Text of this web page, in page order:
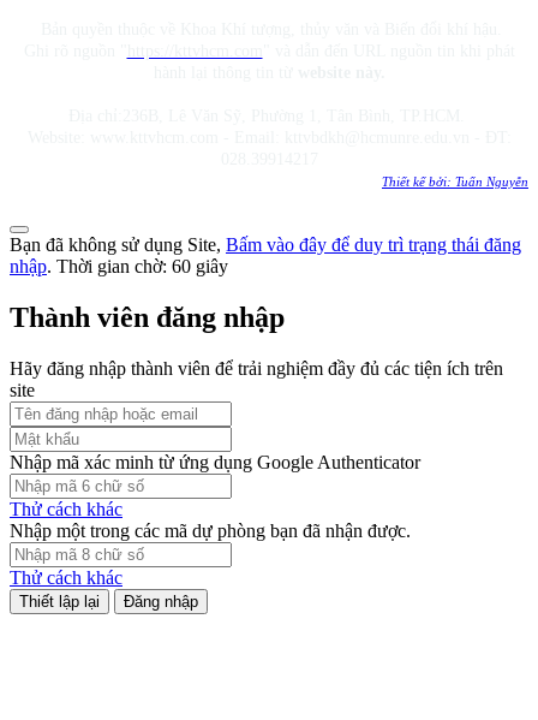
Thiết kế bởi: Tuấn Nguyễn
Bạn đã không sử dụng Site, Bấm vào đây để duy trì trạng thái đăng
nhập. Thời gian chờ: 60 giây
Thành viên đăng nhập
Hãy đăng nhập thành viên để trải nghiệm đầy đủ các tiện ích trên
site
Nhập mã xác minh từ ứng dụng Google Authenticator
Thử cách khác
Nhập một trong các mã dự phòng bạn đã nhận được.
Thử cách khác
Đăng nhập